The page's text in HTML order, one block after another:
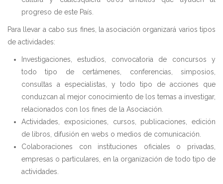
progreso de este País.
Para llevar a cabo sus fines, la asociación organizará varios tipos
de actividades:
Investigaciones, estudios, convocatoria de concursos y
todo tipo de certámenes, conferencias, simposios,
consultas a especialistas, y todo tipo de acciones que
conduzcan al mejor conocimiento de los temas a investigar,
relacionados con los fines de la Asociación.
Actividades, exposiciones, cursos, publicaciones, edición
de libros, difusión en webs o medios de comunicación.
Colaboraciones con instituciones oficiales o privadas,
empresas o particulares, en la organización de todo tipo de
actividades.